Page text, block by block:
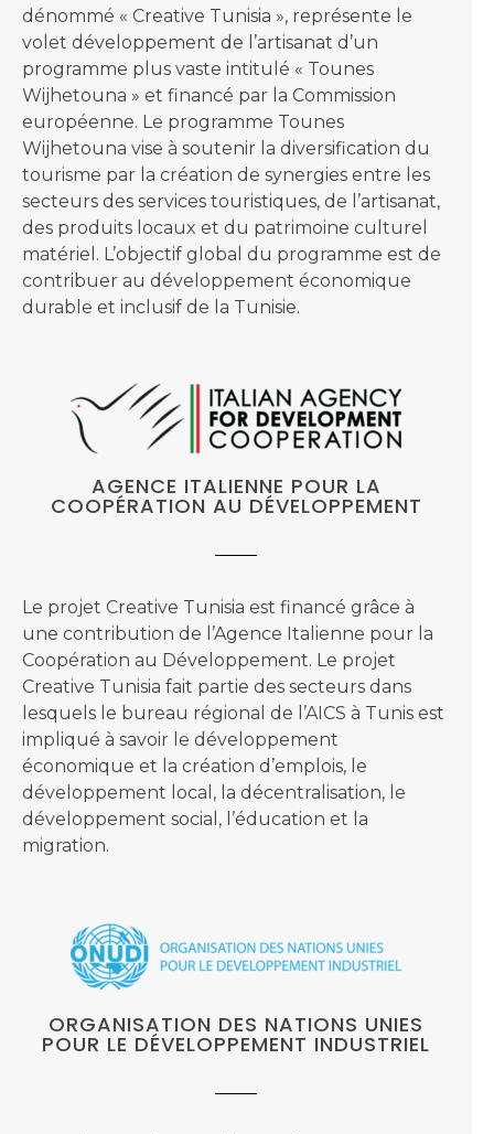
dénommé « Creative Tunisia », représente le
volet développement de l’artisanat d’un
programme plus vaste intitulé « Tounes
Wijhetouna » et financé par la Commission
européenne. Le programme Tounes
Wijhetouna vise à soutenir la diversification du
tourisme par la création de synergies entre les
secteurs des services touristiques, de l’artisanat,
des produits locaux et du patrimoine culturel
matériel. L’objectif global du programme est de
contribuer au développement économique
durable et inclusif de la Tunisie.
AGENCE ITALIENNE POUR LA
COOPÉRATION AU DÉVELOPPEMENT
Le projet Creative Tunisia est financé grâce à
une contribution de l’Agence Italienne pour la
Coopération au Développement. Le projet
Creative Tunisia fait partie des secteurs dans
lesquels le bureau régional de l’AICS à Tunis est
impliqué à savoir le développement
économique et la création d’emplois, le
développement local, la décentralisation, le
développement social, l’éducation et la
migration.
ORGANISATION DES NATIONS UNIES
POUR LE DÉVELOPPEMENT INDUSTRIEL